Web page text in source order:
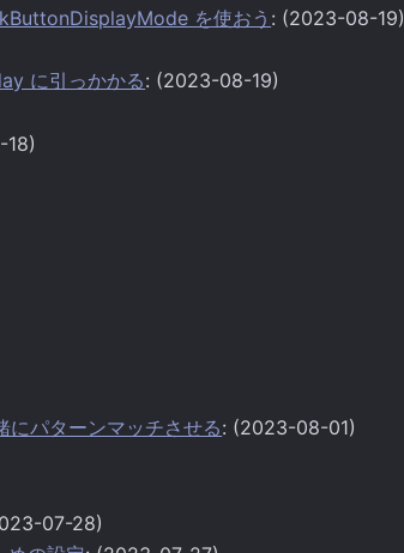
を使おう : (2023-08-19)
に引っかかる: (2023-08-19)
パターンマッチさせる: (2023-08-01)
07-28)